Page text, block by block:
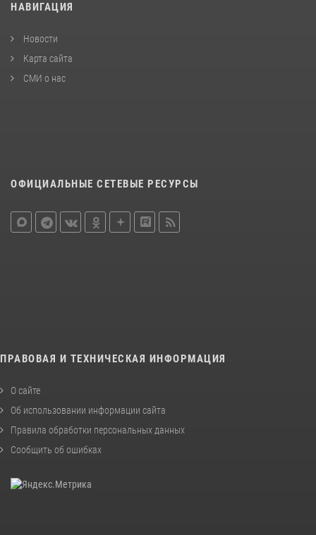
НАВИГАЦИЯ
Новости
Карта сайта
СМИ о нас
ОФИЦИАЛЬНЫЕ СЕТЕВЫЕ РЕСУРСЫ
ПРАВОВАЯ И ТЕХНИЧЕСКАЯ ИНФОРМАЦИЯ
О сайте
Об использовании информации сайта
Правила обработки персональных данных
Сообщить об ошибках